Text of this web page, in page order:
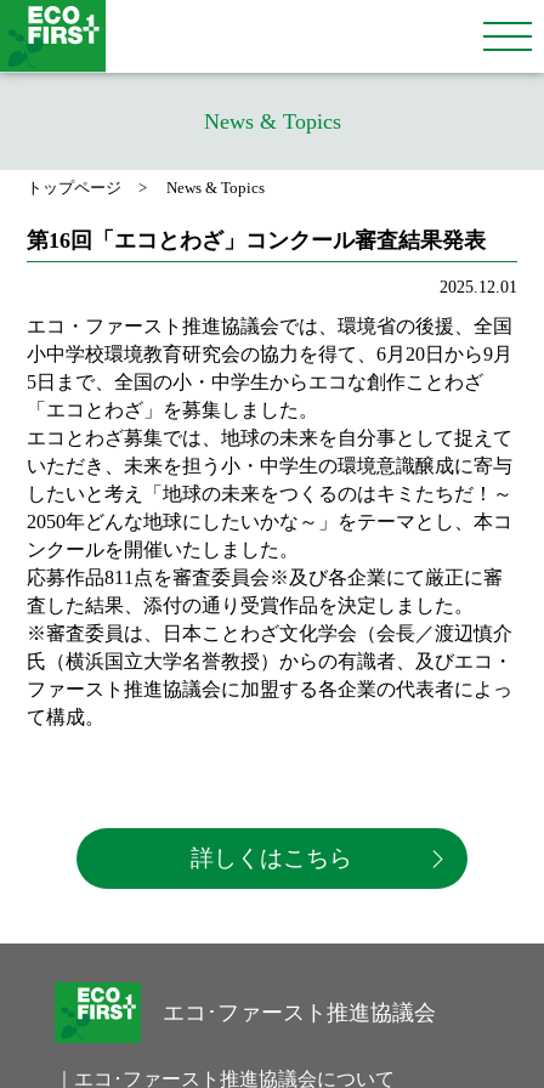
News & Topics
トップページ News & Topics
第16回「エコとわざ」コンクール審査結果発表
2025.12.01
エコ・ファースト推進協議会では、環境省の後援、全国
小中学校環境教育研究会の協力を得て、6月20日から9月
5日まで、全国の小・中学生からエコな創作ことわざ
「エコとわざ」を募集しました。
エコとわざ募集では、地球の未来を自分事として捉えて
いただき、未来を担う小・中学生の環境意識醸成に寄与
したいと考え「地球の未来をつくるのはキミたちだ！～
2050年どんな地球にしたいかな～」をテーマとし、本コ
ンクールを開催いたしました。
応募作品811点を審査委員会※及び各企業にて厳正に審
査した結果、添付の通り受賞作品を決定しました。
※審査委員は、日本ことわざ文化学会（会長／渡辺慎介
氏（横浜国立大学名誉教授）からの有識者、及びエコ・
ファースト推進協議会に加盟する各企業の代表者によっ
て構成。
詳しくはこちら
エコ･ファースト推進協議会
｜エコ･ファースト推進協議会について